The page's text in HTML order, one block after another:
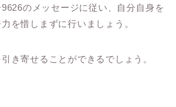
のメッセージに従い、自分自身を
を惜しまずに行いましょう。
き寄せることができるでしょう。